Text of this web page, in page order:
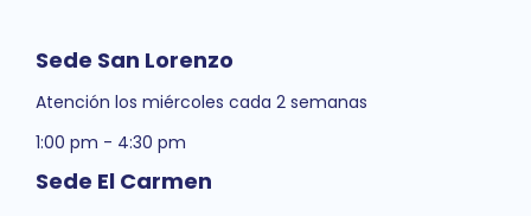
Sede San Lorenzo
Atención los miércoles cada 2 semanas
1:00 pm - 4:30 pm
Sede El Carmen